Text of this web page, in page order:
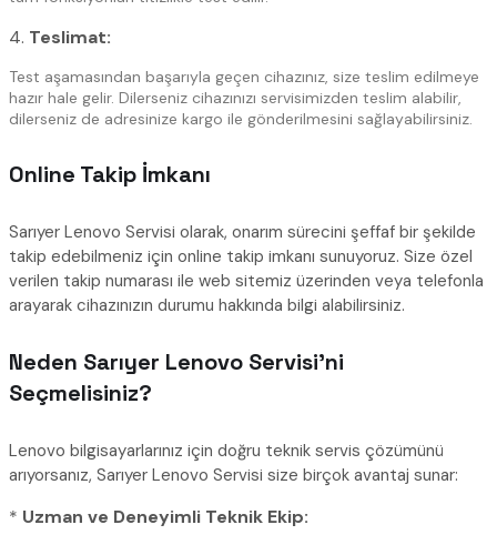
4. Teslimat:
Test aşamasından başarıyla geçen cihazınız, size teslim edilmeye
hazır hale gelir. Dilerseniz cihazınızı servisimizden teslim alabilir,
dilerseniz de adresinize kargo ile gönderilmesini sağlayabilirsiniz.
Online Takip İmkanı
Sarıyer Lenovo Servisi olarak, onarım sürecini şeffaf bir şekilde
takip edebilmeniz için online takip imkanı sunuyoruz. Size özel
verilen takip numarası ile web sitemiz üzerinden veya telefonla
arayarak cihazınızın durumu hakkında bilgi alabilirsiniz.
Neden Sarıyer Lenovo Servisi’ni
Seçmelisiniz?
Lenovo bilgisayarlarınız için doğru teknik servis çözümünü
arıyorsanız, Sarıyer Lenovo Servisi size birçok avantaj sunar:
* Uzman ve Deneyimli Teknik Ekip: